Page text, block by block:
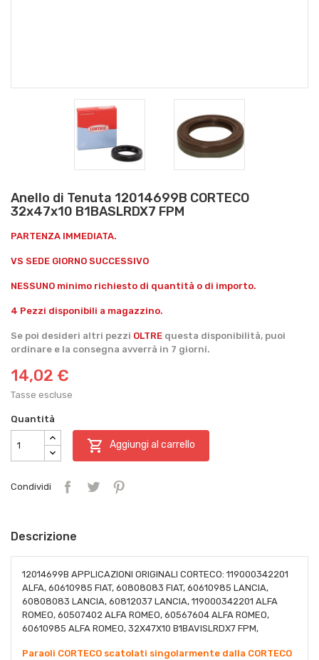
Anello di Tenuta 12014699B CORTECO
32x47x10 B1BASLRDX7 FPM
PARTENZA IMMEDIATA.
VS SEDE GIORNO SUCCESSIVO
NESSUNO minimo richiesto di quantità o di importo.
4 Pezzi disponibili a magazzino.
Se poi desideri altri pezzi OLTRE questa disponibilità, puoi
ordinare e la consegna avverrà in 7 giorni.
14,02 €
Tasse escluse
Quantità
 Aggiungi al carrello
Condividi
Descrizione
12014699B APPLICAZIONI ORIGINALI CORTECO: 119000342201
ALFA, 60610985 FIAT, 60808083 FIAT, 60610985 LANCIA,
60808083 LANCIA, 60812037 LANCIA, 119000342201 ALFA
ROMEO, 60507402 ALFA ROMEO, 60567604 ALFA ROMEO,
60610985 ALFA ROMEO, 32X47X10 B1BAVISLRDX7 FPM,
Paraoli CORTECO scatolati singolarmente dalla CORTECO